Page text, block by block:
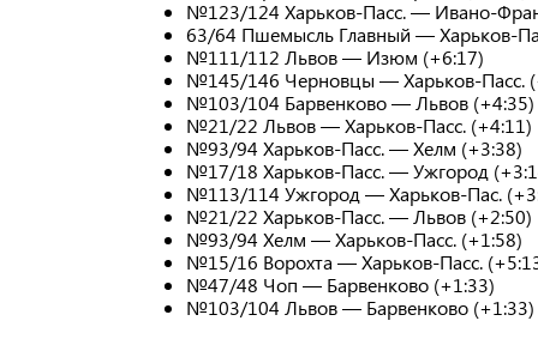
№123/124 Харьков-Пасс. — Ивано-
63/64 Пшемысль Главный — Харьков-
№111/112 Львов — Изюм (+6:17)
№145/146 Черновцы — Харьков-Пасс.
№103/104 Барвенково — Львов (+4:35)
№21/22 Львов — Харьков-Пасс. (+4:11)
№93/94 Харьков-Пасс. — Хелм (+3:38)
№17/18 Харьков-Пасс. — Ужгород
№113/114 Ужгород — Харьков-Пас.
№21/22 Харьков-Пасс. — Львов (+2:50)
№93/94 Хелм — Харьков-Пасс. (+1:58)
№15/16 Ворохта — Харьков-Пасс.
№47/48 Чоп — Барвенково (+1:33)
№103/104 Львов — Барвенково (+1:33)